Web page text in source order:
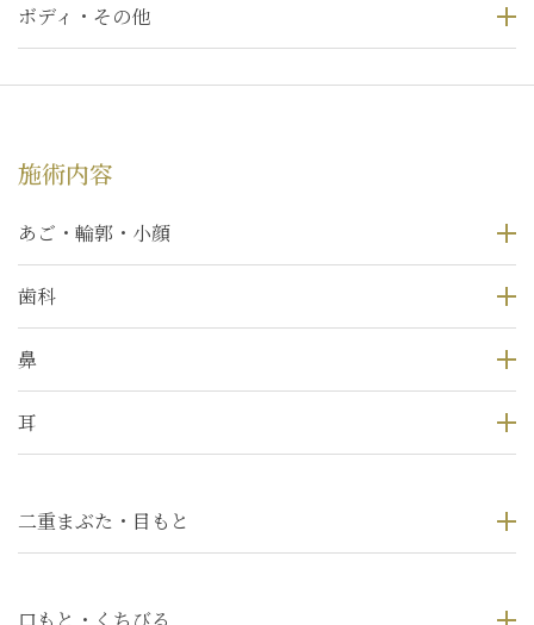
ボディ・その他
施術内容
あご・輪郭・小顔
歯科
鼻
耳
二重まぶた・目もと